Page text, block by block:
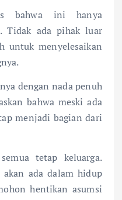
bahwa ini hanya
Tidak ada pihak luar
untuk menyelesaikan
dengan nada penuh
bahwa meski ada
menjadi bagian dari
tetap keluarga.
akan ada dalam hidup
hentikan asumsi